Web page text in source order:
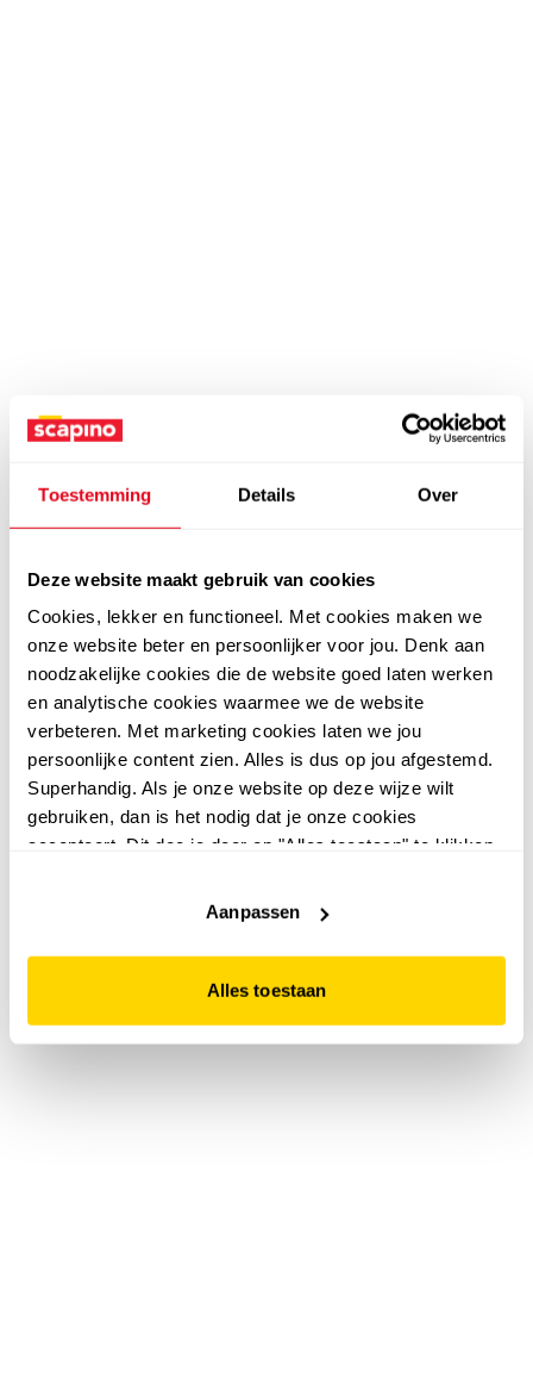
Toestemming Details Over
Deze website maakt gebruik van cookies
Cookies, lekker en functioneel. Met cookies maken we
onze website beter en persoonlijker voor jou. Denk aan
noodzakelijke cookies die de website goed laten werken
en analytische cookies waarmee we de website
verbeteren. Met marketing cookies laten we jou
persoonlijke content zien. Alles is dus op jou afgestemd.
Superhandig. Als je onze website op deze wijze wilt
gebruiken, dan is het nodig dat je onze cookies
accepteert. Dit doe je door op "Alles toestaan" te klikken.
website niet optimaal functioneert.
Aanpassen
Alles toestaan